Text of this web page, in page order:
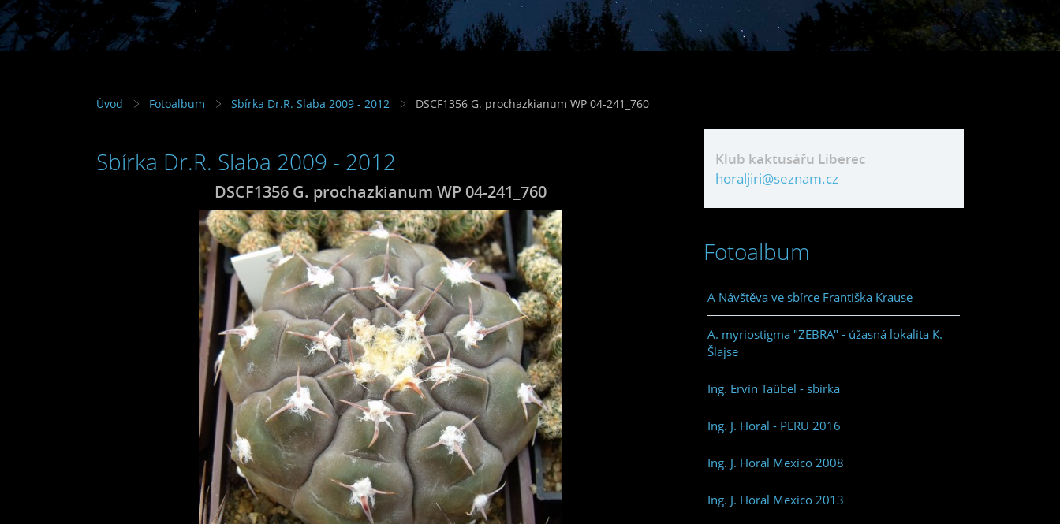
Úvod Fotoalbum Sbírka Dr.R. Slaba 2009 - 2012 DSCF1356 G. prochazkianum WP 04-241_760
Sbírka Dr.R. Slaba 2009 - 2012
DSCF1356 G. prochazkianum WP 04-241_760
Klub kaktusářu Liberec
horaljiri@seznam.cz
Fotoalbum
A Návštěva ve sbírce Františka Krause
A. myriostigma "ZEBRA" - úžasná lokalita K.
Šlajse
Ing. Ervín Taübel - sbírka
Ing. J. Horal - PERU 2016
Ing. J. Horal Mexico 2008
Ing. J. Horal Mexico 2013